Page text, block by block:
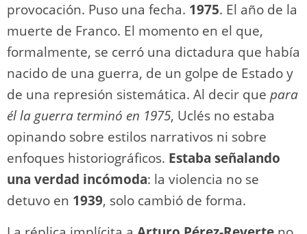
provocación. Puso una fecha. 1975. El año de la
muerte de Franco. El momento en el que,
formalmente, se cerró una dictadura que había
nacido de una guerra, de un golpe de Estado y
de una represión sistemática. Al decir que para
él la guerra terminó en 1975, Uclés no estaba
opinando sobre estilos narrativos ni sobre
enfoques historiográficos. Estaba señalando
una verdad incómoda: la violencia no se
detuvo en 1939, solo cambió de forma.